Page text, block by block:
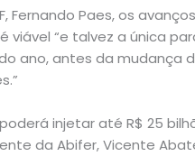
Fernando Paes, os
viável “e talvez a única
ano, antes da mudança
injetar até R$ 25
da Abifer, Vicente